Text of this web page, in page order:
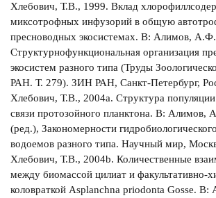
Хлебович, Т.В., 1999. Вклад
миксотрофных инфузорий в общую
пресноводных экосистемах. В: Алимов,
Структурнофункциональная организация
экосистем разного типа (Труды
РАН. Т. 279). ЗИН РАН, Санкт-Петербург,
Хлебович, Т.В., 2004a. Структура
связи протозойного планктона. В:
(ред.), Закономерности
водоемов разного типа. Научный мир,
Хлебович, Т.В., 2004b. Количественные
между биомассой цилиат и факультативно-
коловраткой Asplanchna priodonta Gosse.